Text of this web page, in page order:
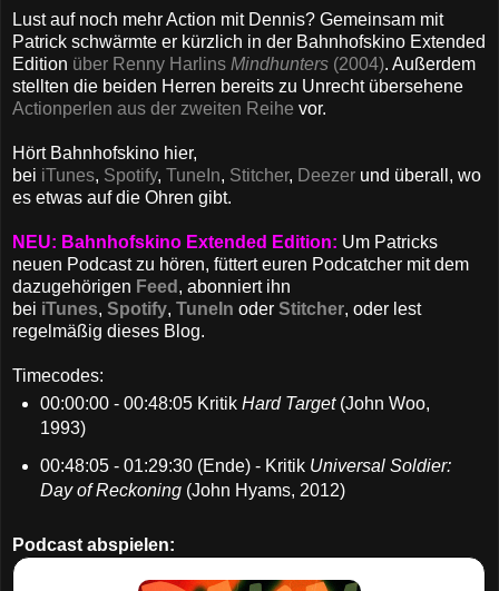
Lust auf noch mehr Action mit Dennis? Gemeinsam mit
Patrick schwärmte er kürzlich in der Bahnhofskino Extended
Edition über Renny Harlins Mindhunters (2004). Außerdem
stellten die beiden Herren bereits zu Unrecht übersehene
Actionperlen aus der zweiten Reihe vor.
Hört Bahnhofskino hier,
bei iTunes, Spotify, TuneIn, Stitcher, Deezer und überall, wo
es etwas auf die Ohren gibt.
NEU: Bahnhofskino Extended Edition: Um Patricks
neuen Podcast zu hören, füttert euren Podcatcher mit dem
dazugehörigen Feed , abonniert ihn
bei iTunes, Spotify, TuneIn oder Stitcher, oder lest
regelmäßig dieses Blog.
Timecodes:
00:00:00 - 00:48:05 Kritik Hard Target(John Woo,
1993)
00:48:05 - 01:29:30 (Ende) - Kritik Universal Soldier:
Day of Reckoning(John Hyams, 2012)
Podcast abspielen: